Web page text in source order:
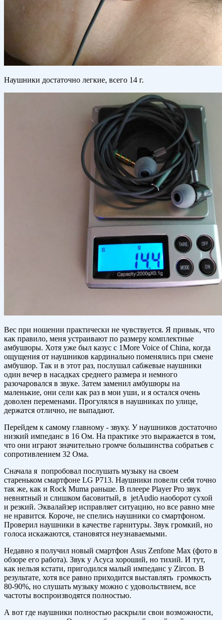
Наушники достаточно легкие, всего 14 г.
Вес при ношении практически не чувствуется. Я привык, что
как правило, меня устраивают по размеру комплектные
амбушюры. Хотя уже был казус с 1More Voice of China, когда
ощущения от наушников кардинально поменялись при смене
амбушюр. Так и в этот раз, послушал сабжевые наушники
один вечер в насадках среднего размера и немного
разочаровался в звуке. Затем заменил амбушюры на
маленькие, они сели как раз в мои уши, и я остался очень
доволен переменами. Прогулялся в наушниках по улице,
держатся отлично, не выпадают.
Перейдем к самому главному - звуку. У наушников достаточно
низкий импеданс в 16 Ом. На практике это выражается в том,
что они играют значительно громче большинства собратьев с
сопротивлением 32 Ома.
Сначала я попробовал послушать музыку на своем
стареньком смартфоне LG P713. Наушники повели себя точно
так же, как и Rock Muma раньше. В плеере Player Pro звук
невнятный и слишком басовитый, в jetAudio наоборот сухой
и резкий. Эквалайзер исправляет ситуацию, но все равно мне
не нравится. Короче, не спелись наушники со смартфоном.
Проверил наушники в качестве гарнитуры. Звук громкий, но
голоса искажаются, становятся неузнаваемыми.
Недавно я получил новый смартфон Asus Zenfone Max (фото в
обзоре его работа). Звук у Асуса хороший, но тихий. И тут,
как нельзя кстати, пригодился малый импеданс у Zircon. В
результате, хотя все равно приходится выставлять громкость
80-90%, но слушать музыку можно с удовольствием, все
частоты воспроизводятся полностью.
А вот где наушники полностью раскрыли свои возможности,